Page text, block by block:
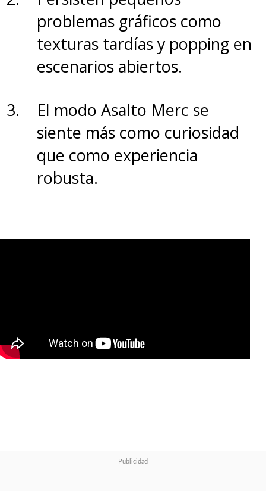
problemas gráficos como
texturas tardías y popping en
escenarios abiertos.
El modo Asalto Merc se
siente más como curiosidad
que como experiencia
robusta.